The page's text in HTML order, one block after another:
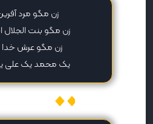
زن مگو مرد
زن مگو بنت الجلال
زن مگو عرش خدا
یک محمد یک علی